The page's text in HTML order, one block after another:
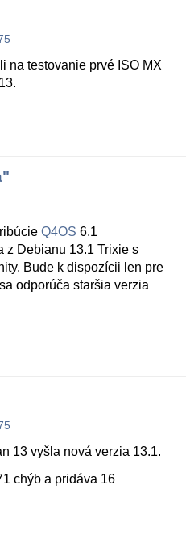
na testovanie prvé ISO MX
Q4OS 6.1
z Debianu 13.1 Trixie s
Bude k dispozícii len pre
odporúča staršia verzia
13 vyšla nová verzia 13.1.
chýb a pridáva 16